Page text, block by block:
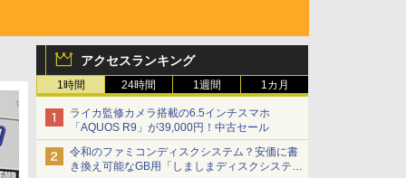
アクセスランキング
1時間 24時間 1週間 1カ月
ライカ監修カメラ搭載の6.5インチスマホ
「AQUOS R9」が39,000円！中古セール
令和のファミコンディスクシステム？安価に書
き換え可能なGB用「しましまディスクシステ